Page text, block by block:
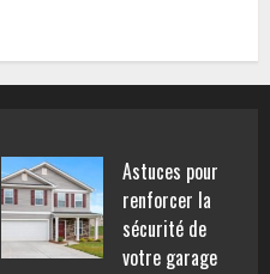
Astuces pour
renforcer la
sécurité de
votre garage